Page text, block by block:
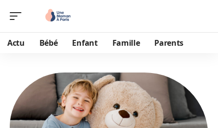
Actu Bébé Enfant Famille Parents